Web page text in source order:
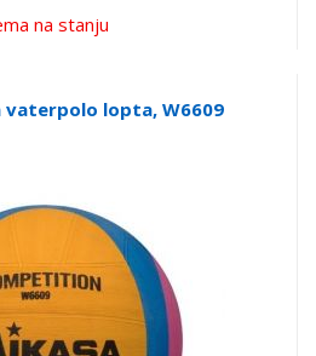
na stanju
vaterpolo lopta, W6609